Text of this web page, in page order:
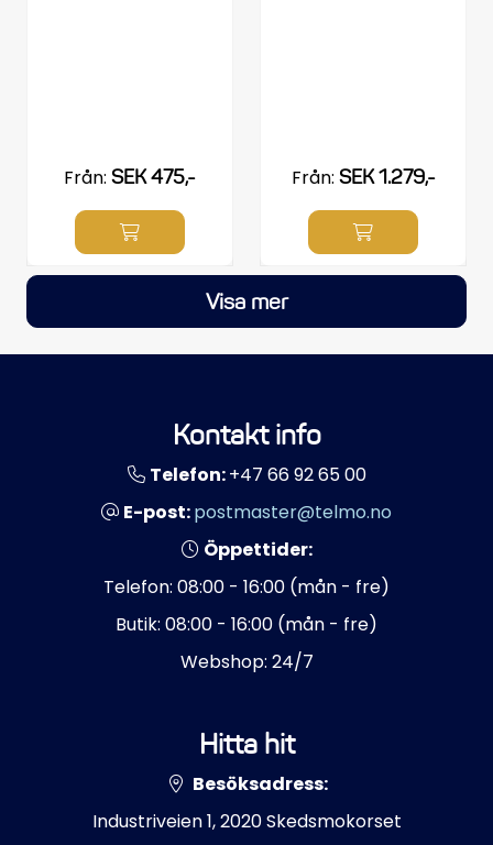
Från: SEK 475,- Från: SEK 1.279,-
Visa mer
Kontakt info
Telefon:+47 66 92 65 00
E-post:postmaster@telmo.no
Öppettider:
Telefon: 08:00 - 16:00 (mån - fre)
Butik: 08:00 - 16:00 (mån - fre)
Webshop: 24/7
Hitta hit
Besöksadress:
Industriveien 1, 2020 Skedsmokorset